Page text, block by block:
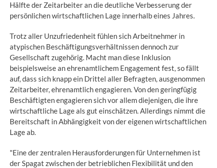
Hälfte der Zeitarbeiter an die deutliche Verbesserung der
persönlichen wirtschaftlichen Lage innerhalb eines Jahres.
Trotz aller Unzufriedenheit fühlen sich Arbeitnehmer in
atypischen Beschäftigungsverhältnissen dennoch zur
Gesellschaft zugehörig. Macht man diese Inklusion
beispielsweise an ehrenamtlichem Engagement fest, so fällt
auf, dass sich knapp ein Drittel aller Befragten, ausgenommen
Zeitarbeiter, ehrenamtlich engagieren. Von den geringfügig
Beschäftigten engagieren sich vor allem diejenigen, die ihre
wirtschaftliche Lage als gut einschätzen. Allerdings nimmt die
Bereitschaft in Abhängigkeit von der eigenen wirtschaftlichen
Lage ab.
"Eine der zentralen Herausforderungen für Unternehmen ist
der Spagat zwischen der betrieblichen Flexibilität und den